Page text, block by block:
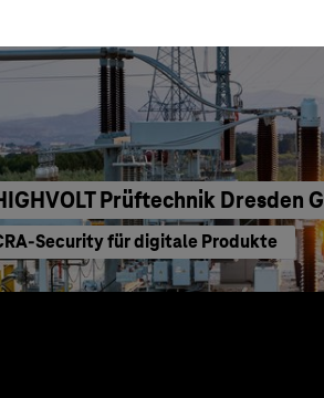
Prüftechnik Dresden
Security für digitale Produkte